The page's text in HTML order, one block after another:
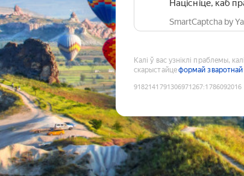
Націсніце, каб
SmartCaptcha by
Калі ў вас узніклі праблемы,
скарыстайцеформай зваротнай
9182141791306971267:1786092016